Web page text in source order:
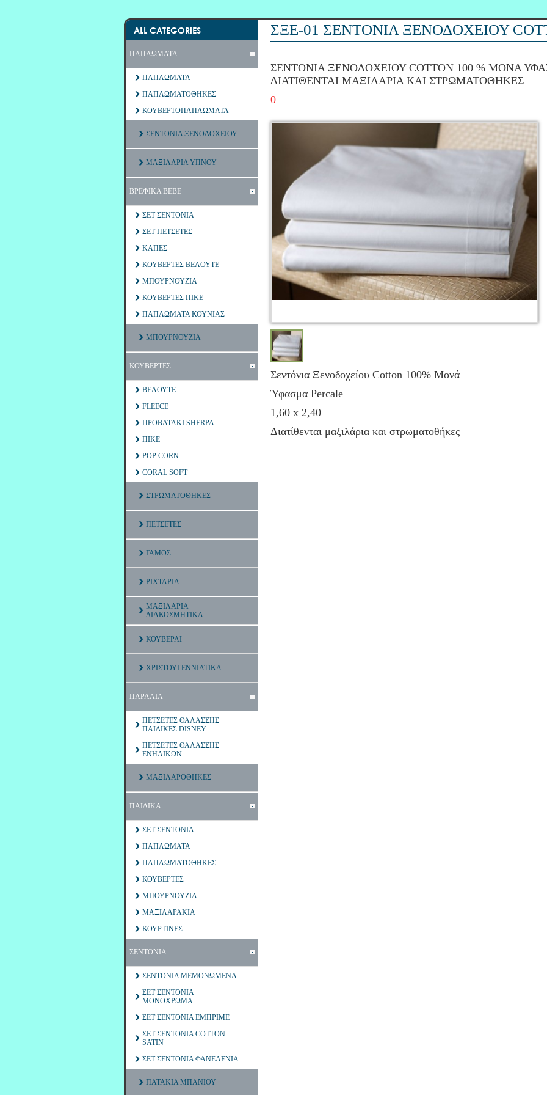
ALL CATEGORIES
ΠΑΠΛΩΜΑΤΑ
ΠΑΠΛΩΜΑΤΑ
ΠΑΠΛΩΜΑΤΟΘΗΚΕΣ
ΚΟΥΒΕΡΤΟΠΑΠΛΩΜΑΤΑ
ΣΕΝΤΟΝΙΑ ΞΕΝΟΔΟΧΕΙΟΥ
ΜΑΞΙΛΑΡΙΑ ΥΠΝΟΥ
ΒΡΕΦΙΚΑ ΒΕΒΕ
ΣΕΤ ΣΕΝΤΟΝΙΑ
ΣΕΤ ΠΕΤΣΕΤΕΣ
ΚΑΠΕΣ
ΚΟΥΒΕΡΤΕΣ ΒΕΛΟΥΤΕ
ΜΠΟΥΡΝΟΥΖΙΑ
ΚΟΥΒΕΡΤΕΣ ΠΙΚΕ
ΠΑΠΛΩΜΑΤΑ ΚΟΥΝΙΑΣ
ΜΠΟΥΡΝΟΥΖΙΑ
ΚΟΥΒΕΡΤΕΣ
ΒΕΛΟΥΤΕ
FLEECE
ΠΡΟΒΑΤΑΚΙ SHERPA
ΠΙΚΕ
POP CORN
CORAL SOFT
ΣΤΡΩΜΑΤΟΘΗΚΕΣ
ΠΕΤΣΕΤΕΣ
ΓΑΜΟΣ
ΡΙΧΤΑΡΙΑ
ΜΑΞΙΛΑΡΙΑ
ΔΙΑΚΟΣΜΗΤΙΚΑ
ΚΟΥΒΕΡΛΙ
ΧΡΙΣΤΟΥΓΕΝΝΙΑΤΙΚΑ
ΠΑΡΑΛΙΑ
ΠΕΤΣΕΤΕΣ ΘΑΛΑΣΣΗΣ
ΠΑΙΔΙΚΕΣ DISNEY
ΠΕΤΣΕΤΕΣ ΘΑΛΑΣΣΗΣ
ΕΝΗΛΙΚΩΝ
ΜΑΞΙΛΑΡΟΘΗΚΕΣ
ΠΑΙΔΙΚΑ
ΣΕΤ ΣΕΝΤΟΝΙΑ
ΠΑΠΛΩΜΑΤΑ
ΠΑΠΛΩΜΑΤΟΘΗΚΕΣ
ΚΟΥΒΕΡΤΕΣ
ΜΠΟΥΡΝΟΥΖΙΑ
ΜΑΞΙΛΑΡΑΚΙΑ
ΚΟΥΡΤΙΝΕΣ
ΣΕΝΤΟΝΙΑ
ΣΕΝΤΟΝΙΑ ΜΕΜΟΝΩΜΕΝΑ
ΣΕΤ ΣΕΝΤΟΝΙΑ
ΜΟΝΟΧΡΩΜΑ
ΣΕΤ ΣΕΝΤΟΝΙΑ ΕΜΠΡΙΜΕ
ΣΕΤ ΣΕΝΤΟΝΙΑ COTTON
SATIN
ΣΕΤ ΣΕΝΤΟΝΙΑ ΦΑΝΕΛΕΝΙΑ
ΠΑΤΑΚΙΑ ΜΠΑΝΙΟΥ
ΣΞΕ-01 ΣΕΝΤΟΝΙΑ ΞΕΝΟΔΟΧΕΙΟΥ
ΣΕΝΤΟΝΙΑ ΞΕΝΟΔΟΧΕΙΟΥ COTTON 100 % ΜΟΝΑ
ΔIΑΤΙΘΕΝΤΑΙ ΜΑΞΙΛΑΡΙΑ ΚΑΙ ΣΤΡΩΜΑΤΟΘΗΚΕΣ
0
Σεντόνια Ξενοδοχείου Cotton 100% Μονά
Ύφασμα Percale
1,60 x 2,40
Διατίθενται μαξιλάρια και στρωματοθήκες